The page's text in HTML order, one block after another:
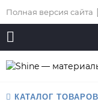
Полная версия сайта
КАТАЛОГ ТОВАРОВ